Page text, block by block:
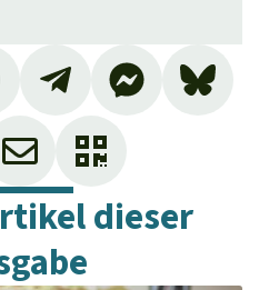
dieser